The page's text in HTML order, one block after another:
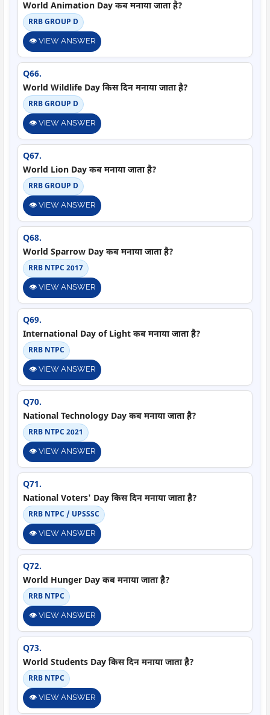
World Animation Day कब मनाया जाता है?
RRB GROUP D
👁️ VIEW ANSWER
Q66.
World Wildlife Day किस दिन मनाया जाता है?
RRB GROUP D
👁️ VIEW ANSWER
Q67.
World Lion Day कब मनाया जाता है?
RRB GROUP D
👁️ VIEW ANSWER
Q68.
World Sparrow Day कब मनाया जाता है?
RRB NTPC 2017
👁️ VIEW ANSWER
Q69.
International Day of Light कब मनाया जाता है?
RRB NTPC
👁️ VIEW ANSWER
Q70.
National Technology Day कब मनाया जाता है?
RRB NTPC 2021
👁️ VIEW ANSWER
Q71.
National Voters' Day किस दिन मनाया जाता है?
RRB NTPC / UPSSSC
👁️ VIEW ANSWER
Q72.
World Hunger Day कब मनाया जाता है?
RRB NTPC
👁️ VIEW ANSWER
Q73.
World Students Day किस दिन मनाया जाता है?
RRB NTPC
👁️ VIEW ANSWER